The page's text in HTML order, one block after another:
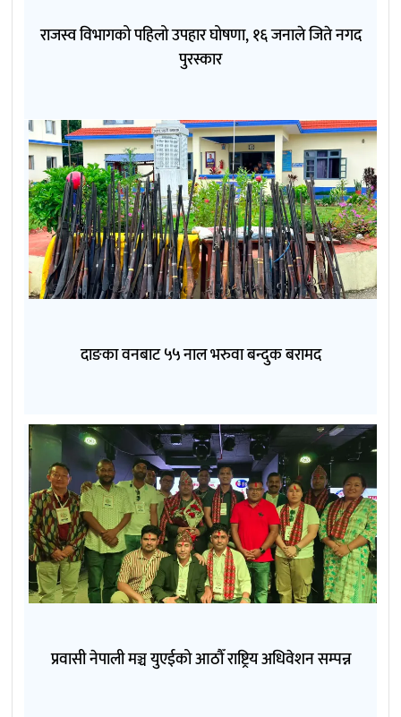
राजस्व विभागको पहिलो उपहार घोषणा, १६ जनाले जिते नगद
पुरस्कार
दाङका वनबाट ५५ नाल भरुवा बन्दुक बरामद
प्रवासी नेपाली मञ्च युएईको आठौँ राष्ट्रिय अधिवेशन सम्पन्न